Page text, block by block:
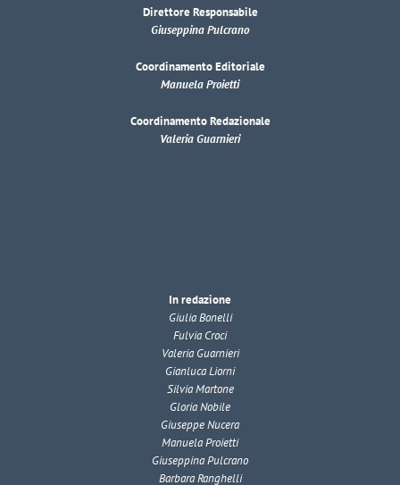
Direttore Responsabile
Giuseppina Pulcrano
Coordinamento Editoriale
Manuela Proietti
Coordinamento Redazionale
Valeria Guarnieri
In redazione
Giulia Bonelli
Fulvia Croci
Valeria Guarnieri
Gianluca Liorni
Silvia Martone
Gloria Nobile
Giuseppe Nucera
Manuela Proietti
Giuseppina Pulcrano
Barbara Ranghelli